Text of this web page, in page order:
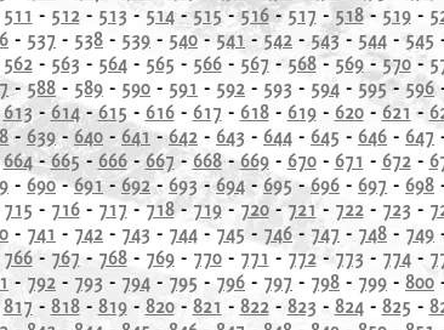
511 - 512- 513 - 514- 515-516-517 - 518- 519-
- 537 - 538 - 539 - 540- 541 -542 - 543- 544 - 545
562- 563 - 564- 565 - 566- 567 - 568-569-570-
- 588 - 589 - 590 - 591 - 592 - 593 - 594 - 595- 596
613 -614-615 - 616- 617 - 618- 619- 620- 621 -
- 639 - 640 - 641-642 - 643 - 644 - 645 - 646 - 647
664-665- 666- 667- 668-669- 670- 671 - 672-
- 690-691 -692- 693-694 - 695-696 - 697 - 698
715 - 716- 717-718- 719- 720- 721 - 722- 723 -
- 741 - 742 - 743 - 744 -745 - 746 - 747 - 748 - 749
766- 767 - 768- 769- 770- 771 - 772- 773 - 774-
- 792 - 793 - 794 - 795 - 796 - 797 - 798 - 799 - 800
817 - 818- 819- 820- 821 - 822- 823 - 824- 825 -